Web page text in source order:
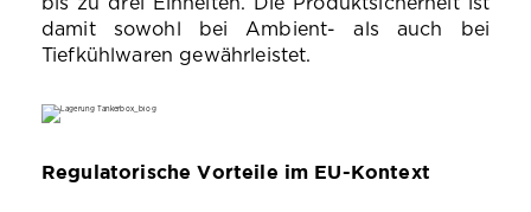
bis zu drei Einheiten. Die Produktsicherheit ist
damit sowohl bei Ambient- als auch bei
Tiefkühlwaren gewährleistet.
Regulatorische Vorteile im EU-Kontext